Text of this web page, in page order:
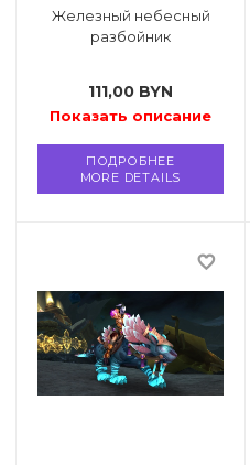
Железный небесный
разбойник
111,00 BYN
Показать описание
ПОДРОБНЕЕ
MORE DETAILS
favorite_border